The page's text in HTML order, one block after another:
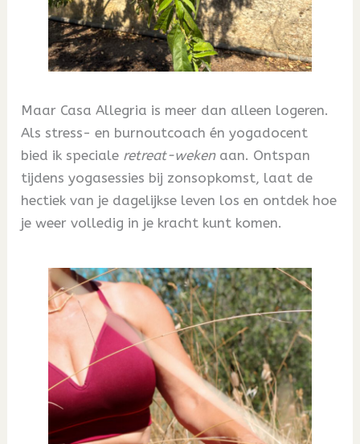
Maar Casa Allegria is meer dan alleen logeren.
Als stress- en burnoutcoach én yogadocent
bied ik speciale retreat-wekenaan. Ontspan
tijdens yogasessies bij zonsopkomst, laat de
hectiek van je dagelijkse leven los en ontdek hoe
je weer volledig in je kracht kunt komen.